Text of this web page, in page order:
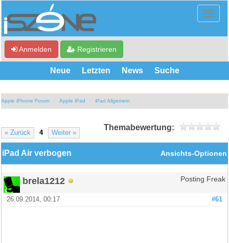
Anmelden Registrieren
Neue Letzten News Suche
Apple iPhone Forum Apple iPad iPad Allgemein
« Zurück 4 Weiter »
Themabewertung:
Ansichts-Optionen
iPad Air verbogen
brela1212 Posting Freak
#61
26.09.2014, 00:17